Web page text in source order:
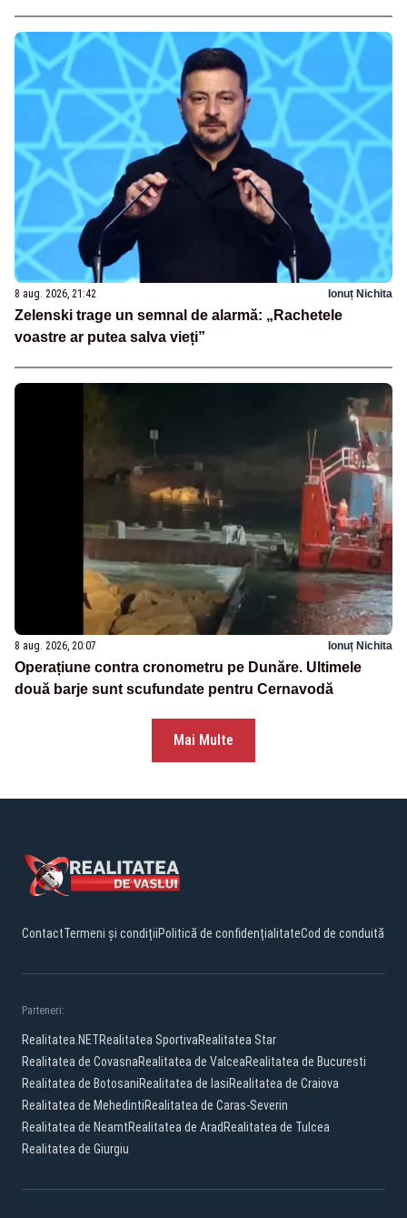
8 aug. 2026, 21:42 Ionuț Nichita
Zelenski trage un semnal de alarmă: „Rachetele
voastre ar putea salva vieți”
8 aug. 2026, 20:07 Ionuț Nichita
Operațiune contra cronometru pe Dunăre. Ultimele
două barje sunt scufundate pentru Cernavodă
Mai Multe
ContactTermeni și condițiiPolitică de confidențialitateCod de conduită
Parteneri:
Realitatea.NETRealitatea SportivaRealitatea Star
Realitatea de CovasnaRealitatea de ValceaRealitatea de Bucuresti
Realitatea de BotosaniRealitatea de IasiRealitatea de Craiova
Realitatea de MehedintiRealitatea de Caras-Severin
Realitatea de NeamtRealitatea de Arad Realitatea de Tulcea
Realitatea de Giurgiu